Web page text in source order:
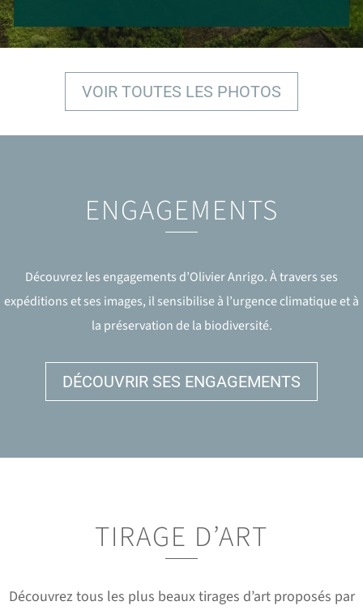
VOIR TOUTES LES PHOTOS
ENGAGEMENTS
Découvrez les engagements d’Olivier Anrigo. À travers ses
expéditions et ses images, il sensibilise à l’urgence climatique et à
la préservation de la biodiversité.
DÉCOUVRIR SES ENGAGEMENTS
TIRAGE D’ART
Découvrez tous les plus beaux tirages d’art proposés par